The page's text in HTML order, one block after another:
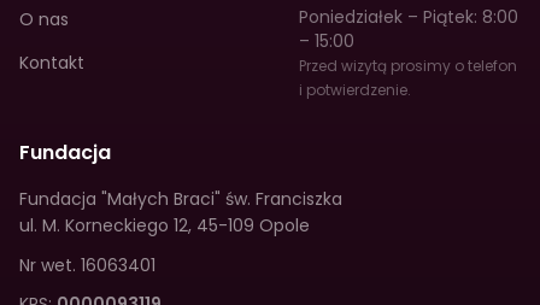
O nas
Kontakt
Poniedziałek – Piątek: 8:00
– 15:00
Przed wizytą prosimy o telefon
i potwierdzenie.
Fundacja
Fundacja "Małych Braci" św. Franciszka
ul. M. Korneckiego 12, 45-109 Opole
Nr wet. 16063401